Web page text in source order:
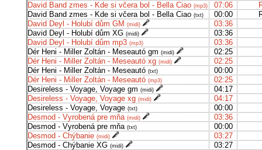
David Band zmes - Kde si včera bol - Bella Ciao (mp3) 07:06
David Band zmes - Kde si včera bol - Bella Ciao (txt) 00:00
David Deyl - Holubí dům GM (midi)
03:36
David Deyl - Holubí dům XG (midi)
03:36
David Deyl - Holubí dům mp3 (mp3)
03:36
Dér Heni - Miller Zoltán - Meseautó gm (midi)
02:25
Dér Heni - Miller Zoltán - Meseautó xg (midi)
02:25
Dér Heni - Miller Zoltán - Meseautó (txt)
00:00
Dér Heni - Miller Zoltán - Meseautó (mp3)
02:25
Desireless - Voyage, Voyage gm (midi)
04:17
Desireless - Voyage, Voyage xg (midi)
04:17
Desireless - Voyage, Voyage (txt)
00:00
Desmod - Vyrobená pre mňa (midi)
03:36
Desmod - Vyrobená pre mňa (txt)
00:00
Desmod - Chýbanie (midi)
03:27
Desmod - Chýbanie XG (midi)
03:27